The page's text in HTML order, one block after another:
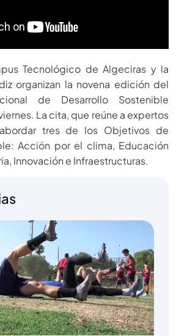
Tecnológico de Algeciras y la
organizan la novena edición del
de Desarrollo Sostenible
La cita, que reúne a expertos
tres de los Objetivos de
Acción por el clima, Educación
Innovación e Infraestructuras.